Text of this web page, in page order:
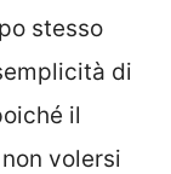
stesso
di
il
volersi